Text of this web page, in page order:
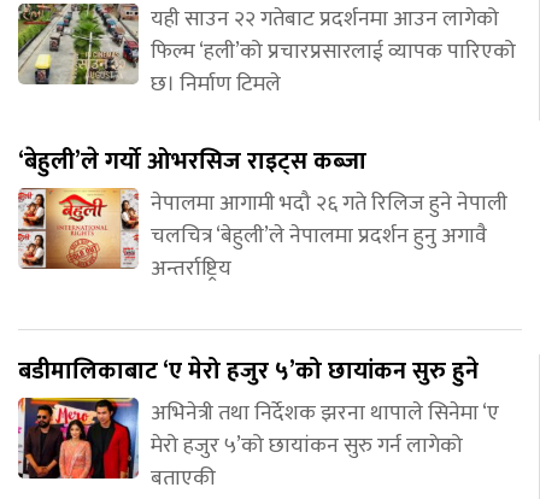
यही साउन २२ गतेबाट प्रदर्शनमा आउन लागेको
फिल्म ‘हली’को प्रचारप्रसारलाई व्यापक पारिएको
छ। निर्माण टिमले
‘बेहुली’ले गर्यो ओभरसिज राइट्स कब्जा
नेपालमा आगामी भदौ २६ गते रिलिज हुने नेपाली
चलचित्र ‘बेहुली’ले नेपालमा प्रदर्शन हुनु अगावै
अन्तर्राष्ट्रिय
बडीमालिकाबाट ‘ए मेरो हजुर ५’को छायांकन सुरु हुने
अभिनेत्री तथा निर्देशक झरना थापाले सिनेमा ‘ए
मेरो हजुर ५’को छायांकन सुरु गर्न लागेको
बताएकी